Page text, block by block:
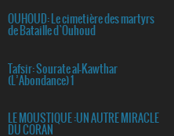
OUHOUD: Le cimetière des martyrs
de Bataille d`Ouhoud
Tafsir: Sourate al-Kawthar
(L’Abondance) 1
LE MOUSTIQUE :UN AUTRE MIRACLE
DU CORAN